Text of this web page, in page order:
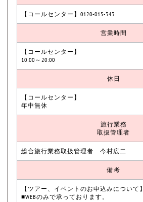
【コールセンター】0120-015-343
営業時間
【コールセンター】
10:00～20:00
休日
【コールセンター】
年中無休
旅行業務
取扱管理者
総合旅行業務取扱管理者 今村広二
備考
【ツアー、イベントのお申込みについて】
■WEBのみで承っております。